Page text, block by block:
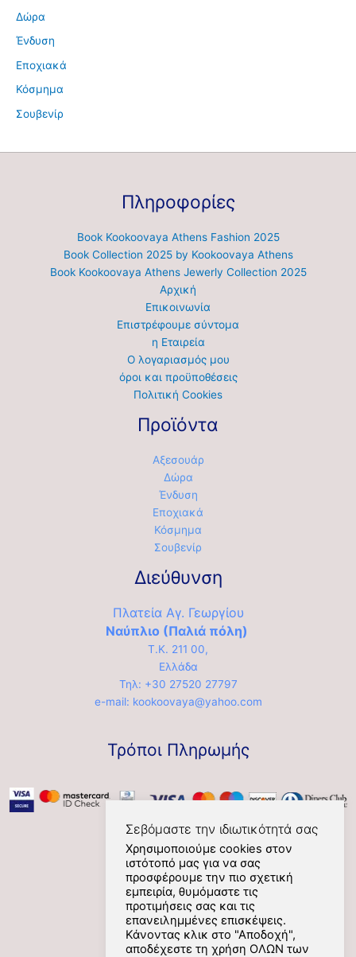
Δώρα
Ένδυση
Εποχιακά
Κόσμημα
Σουβενίρ
Πληροφορίες
Book Kookoovaya Athens Fashion 2025
Book Collection 2025 by Kookoovaya Athens
Book Kookoovaya Athens Jewerly Collection 2025
Αρχική
Επικοινωνία
Επιστρέφουμε σύντομα
η Εταιρεία
Ο λογαριασμός μου
όροι και προϋποθέσεις
Πολιτική Cookies
Προϊόντα
Αξεσουάρ
Δώρα
Ένδυση
Εποχιακά
Κόσμημα
Σουβενίρ
Διεύθυνση
Πλατεία Αγ. Γεωργίου
Ναύπλιο (Παλιά πόλη)
Τ.Κ. 211 00,
Ελλάδα
Τηλ: +30 27520 27797
e-mail: kookoovaya@yahoo.com
Τρόποι Πληρωμής
Social
Σεβόμαστε την ιδιωτικότητά σας
Χρησιμοποιούμε cookies στον
ιστότοπό μας για να σας
προσφέρουμε την πιο σχετική
εμπειρία, θυμόμαστε τις
προτιμήσεις σας και τις
επανειλημμένες επισκέψεις.
Κάνοντας κλικ στο "Αποδοχή",
αποδέχεστε τη χρήση ΟΛΩΝ των